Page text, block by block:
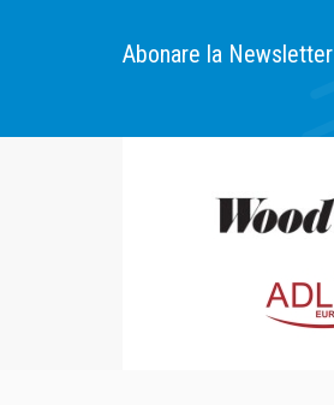
Abonare la Newsletter